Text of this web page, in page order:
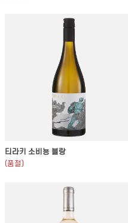
티라키 소비뇽 블랑
(품절)